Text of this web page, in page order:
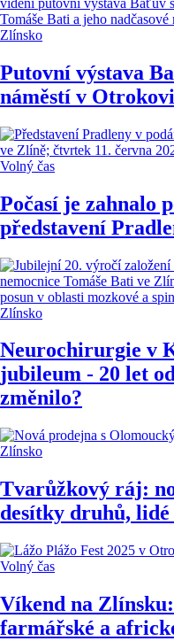
Zlínsko
Putovní výstava
náměstí v
Volný čas
Počasí je zahnalo
představení
Zlínsko
Neurochirurgie v
jubileum - 20 let
změnilo?
Zlínsko
Tvarůžkový ráj:
desítky druhů,
Volný čas
Víkend na
farmářské a